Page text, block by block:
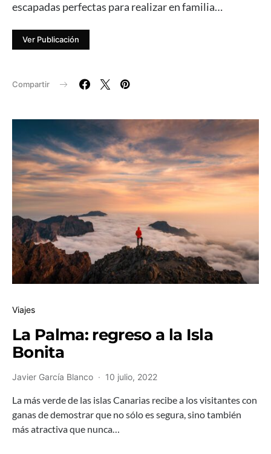
escapadas perfectas para realizar en familia…
Ver Publicación
Compartir
Viajes
La Palma: regreso a la Isla
Bonita
Javier García Blanco 10 julio, 2022
La más verde de las islas Canarias recibe a los visitantes con
ganas de demostrar que no sólo es segura, sino también
más atractiva que nunca…